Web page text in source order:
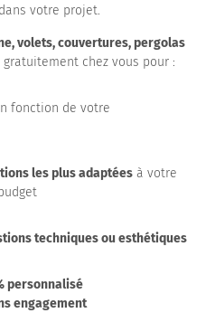
votre projet.
volets, couvertures, pergolas
chez vous pour :
fonction de votre
les plus adaptées à votre
techniques ou esthétiques
personnalisé
engagement